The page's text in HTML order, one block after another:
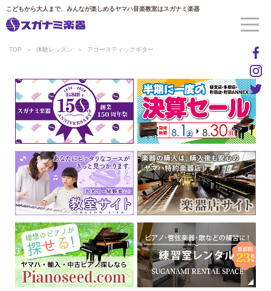
こどもから大人まで、みんなが楽しめるヤマハ音楽教室はスガナミ楽器
TOP 体験レッスン アコースティックギター